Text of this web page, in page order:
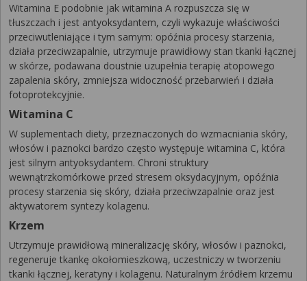
Witamina E podobnie jak witamina A rozpuszcza się w
tłuszczach i jest antyoksydantem, czyli wykazuje właściwości
przeciwutleniające i tym samym: opóźnia procesy starzenia,
działa przeciwzapalnie, utrzymuje prawidłowy stan tkanki łącznej
w skórze, podawana doustnie uzupełnia terapię atopowego
zapalenia skóry, zmniejsza widoczność przebarwień i działa
fotoprotekcyjnie.
Witamina C
W suplementach diety, przeznaczonych do wzmacniania skóry,
włosów i paznokci bardzo często występuje witamina C, która
jest silnym antyoksydantem. Chroni struktury
wewnątrzkomórkowe przed stresem oksydacyjnym, opóźnia
procesy starzenia się skóry, działa przeciwzapalnie oraz jest
aktywatorem syntezy kolagenu.
Krzem
Utrzymuje prawidłową mineralizację skóry, włosów i paznokci,
regeneruje tkankę okołomieszkową, uczestniczy w tworzeniu
tkanki łącznej, keratyny i kolagenu. Naturalnym źródłem krzemu